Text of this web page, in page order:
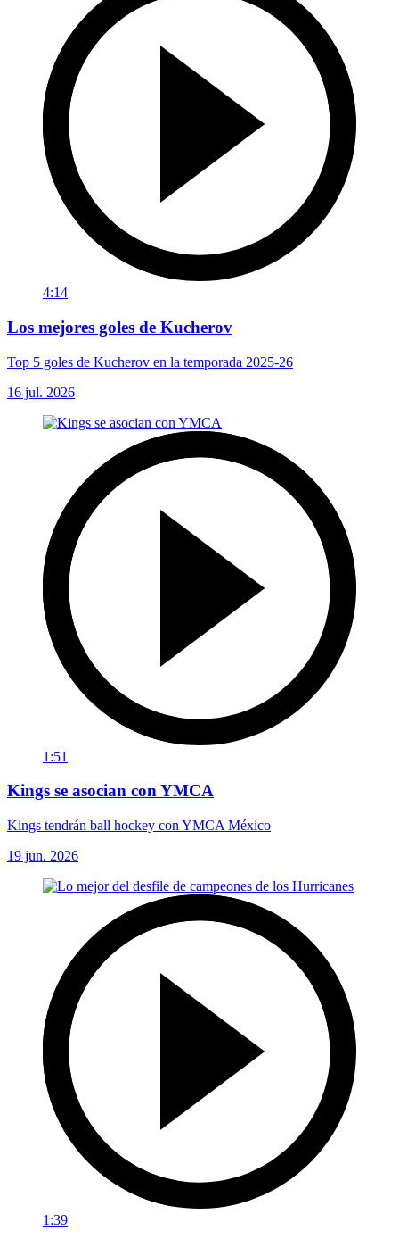
4:14
Los mejores goles de Kucherov
Top 5 goles de Kucherov en la temporada 2025-26
16 jul. 2026
1:51
Kings se asocian con YMCA
Kings tendrán ball hockey con YMCA México
19 jun. 2026
1:39